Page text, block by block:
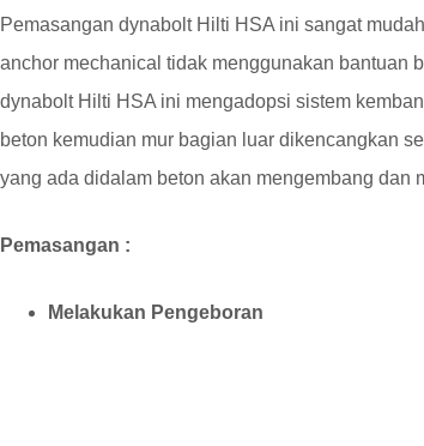
Pemasangan dynabolt Hilti HSA ini sangat
anchor mechanical tidak menggunakan bantuan
dynabolt Hilti HSA ini mengadopsi sistem
beton kemudian mur bagian luar dikencangkan
yang ada didalam beton akan mengembang dan
Pemasangan :
Melakukan Pengeboran